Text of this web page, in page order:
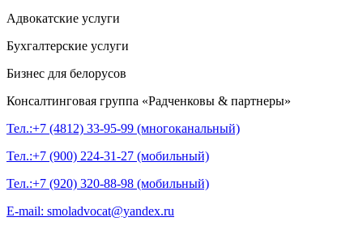
Адвокатские услуги
Бухгалтерские услуги
Бизнес для белорусов
Консалтинговая группа «Радченковы & партнеры»
Тел.:+7 (4812) 33-95-99 (многоканальный)
Тел.:+7 (900) 224-31-27 (мобильный)
Тел.:+7 (920) 320-88-98 (мобильный)
E-mail: smoladvocat@yandex.ru